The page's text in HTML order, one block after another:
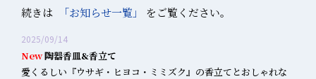
続きは 「お知らせ一覧」 をご覧ください。
2025/09/14
New陶器香皿&香立て
愛くるしい『ウサギ・ヒヨコ・ミミズク』の香立てとおしゃれな